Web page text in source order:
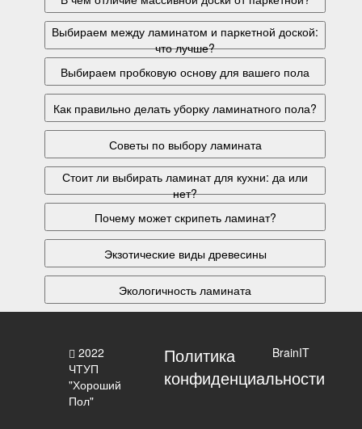
Выбираем между ламинатом и паркетной доской:
что лучше?
Выбираем пробковую основу для вашего пола
Как правильно делать уборку ламинатного пола?
Советы по выбору ламината
Стоит ли выбирать ламинат для кухни: да или
нет?
Почему может скрипеть ламинат?
Экзотические виды древесины
Экологичность ламината
2022
ЧТУП
"Хороший
Пол"
Политика
конфиденциальности
BrainIT